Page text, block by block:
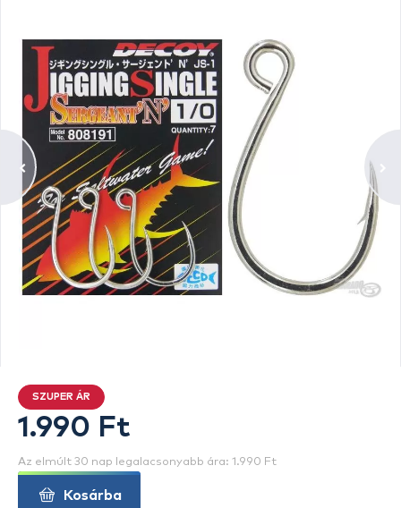
SZUPER ÁR
1.990 Ft
Az elmúlt 30 nap legalacsonyabb ára: 1.990 Ft
Kosárba